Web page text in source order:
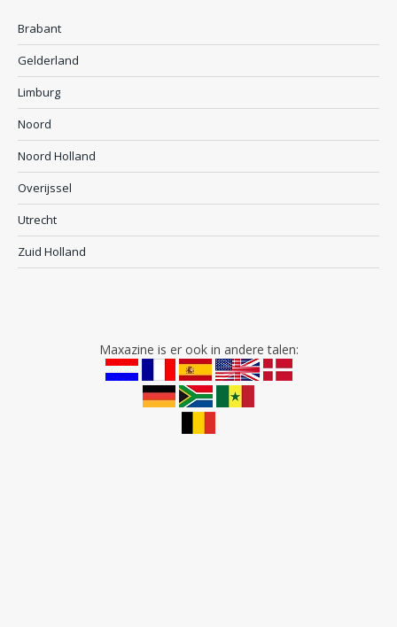
Brabant
Gelderland
Limburg
Noord
Noord Holland
Overijssel
Utrecht
Zuid Holland
Maxazine is er ook in andere talen: